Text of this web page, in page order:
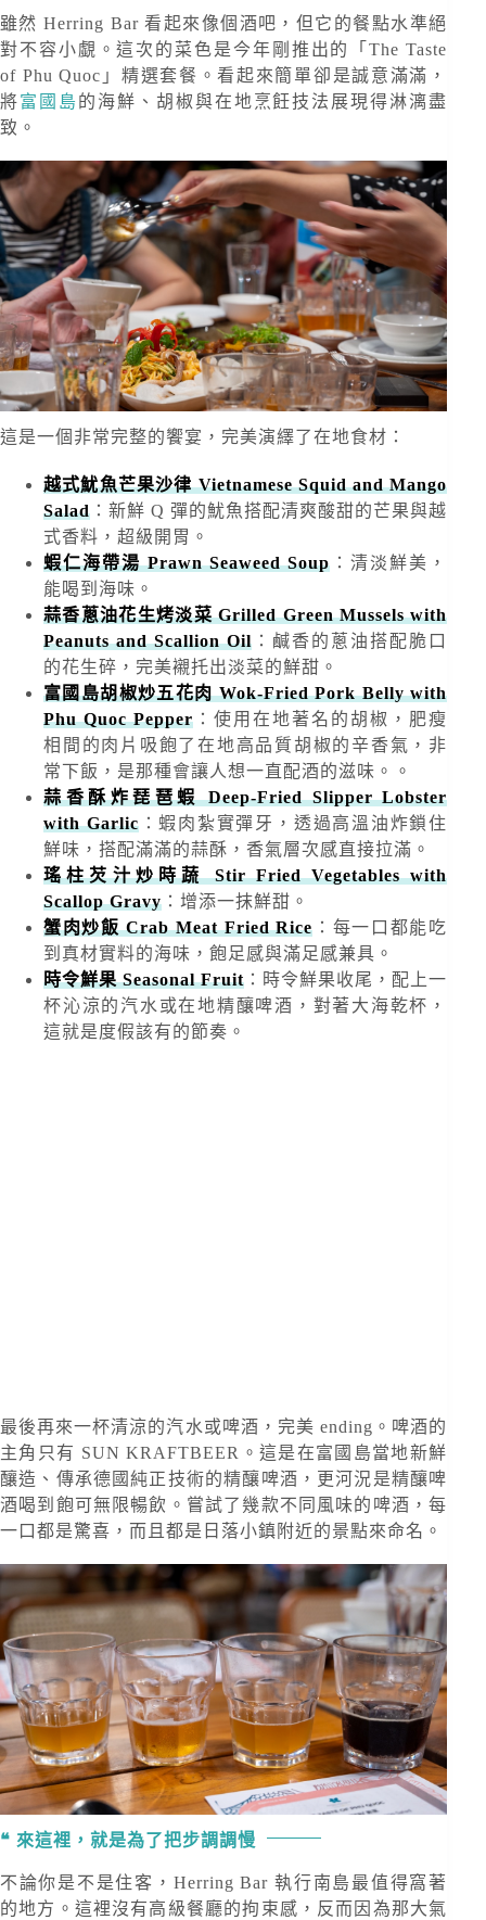
雖然 Herring Bar 看起來像個酒吧，但它的餐點水準絕
對不容小覷。這次的菜色是今年剛推出的「The Taste
of Phu Quoc」精選套餐。看起來簡單卻是誠意滿滿，
將富國島的海鮮、胡椒與在地烹飪技法展現得淋漓盡
致。
這是一個非常完整的饗宴，完美演繹了在地食材：
越式魷魚芒果沙律 Vietnamese Squid and Mango
Salad ：新鮮 Q 彈的魷魚搭配清爽酸甜的芒果與越
式香料，超級開胃。
蝦仁海帶湯 Prawn Seaweed Soup ：清淡鮮美，
能喝到海味。
蒜香蔥油花生烤淡菜 Grilled Green Mussels with
Peanuts and Scallion Oil ：鹹香的蔥油搭配脆口
的花生碎，完美襯托出淡菜的鮮甜。
富國島胡椒炒五花肉 Wok-Fried Pork Belly with
Phu Quoc Pepper ：使用在地著名的胡椒，肥瘦
相間的肉片吸飽了在地高品質胡椒的辛香氣，非
常下飯，是那種會讓人想一直配酒的滋味。。
蒜香酥炸琵琶蝦 Deep-Fried Slipper Lobster
with Garlic：蝦肉紮實彈牙，透過高溫油炸鎖住
鮮味，搭配滿滿的蒜酥，香氣層次感直接拉滿。
瑤柱芡汁炒時蔬 Stir Fried Vegetables with
Scallop Gravy ：增添一抹鮮甜。
蟹肉炒飯 Crab Meat Fried Rice ：每一口都能吃
到真材實料的海味，飽足感與滿足感兼具。
時令鮮果 Seasonal Fruit ：時令鮮果收尾，配上一
杯沁涼的汽水或在地精釀啤酒，對著大海乾杯，
這就是度假該有的節奏。
最後再來一杯清涼的汽水或啤酒，完美 ending。啤酒的
主角只有 SUN KRAFTBEER。這是在富國島當地新鮮
釀造、傳承德國純正技術的精釀啤酒，更河況是精釀啤
酒喝到飽可無限暢飲。嘗試了幾款不同風味的啤酒，每
一口都是驚喜，而且都是日落小鎮附近的景點來命名。
來這裡，就是為了把步調調慢
不論你是不是住客，Herring Bar 執行南島最值得窩著
的地方。這裡沒有高級餐廳的拘束感，反而因為那大氣